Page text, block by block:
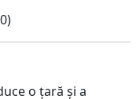
o țară și a